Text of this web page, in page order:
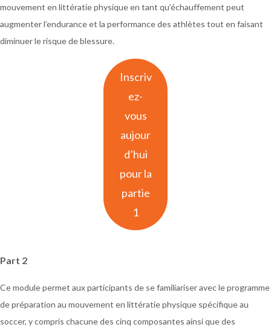
mouvement en littératie physique en tant qu’échauffement peut
augmenter l’endurance et la performance des athlètes tout en faisant
diminuer le risque de blessure.
Inscriv
ez-
vous
aujour
d’hui
pour la
partie
1
Part 2
Ce module permet aux participants de se familiariser avec le programme
de préparation au mouvement en littératie physique spécifique au
soccer, y compris chacune des cinq composantes ainsi que des
at any time by using the SafeUnsubscribe® link, found at the bottom of
every email.
Emails are serviced by Constant Contact. Our Privacy Policy.